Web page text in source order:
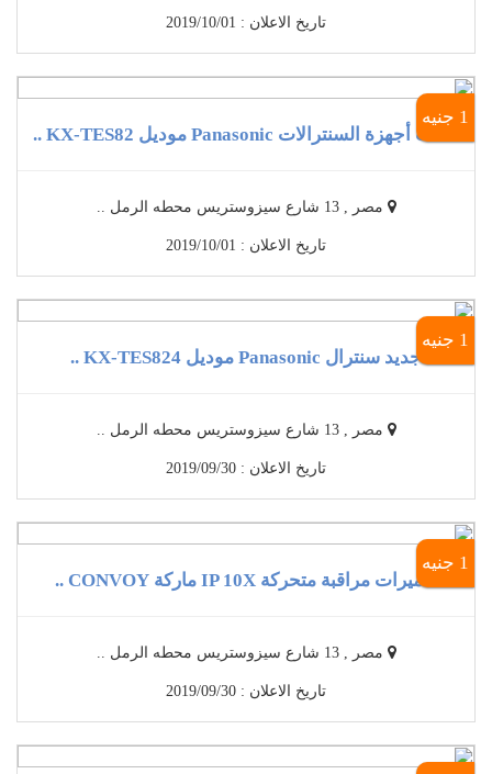
تاريخ الاعلان : 2019/10/01
1 جنيه
أحدث أجهزة السنترالات Panasonic موديل KX-TES82 ..
مصر , 13 شارع سيزوستريس محطه الرمل ..
تاريخ الاعلان : 2019/10/01
1 جنيه
جديد سنترال Panasonic موديل KX-TES824 ..
مصر , 13 شارع سيزوستريس محطه الرمل ..
تاريخ الاعلان : 2019/09/30
1 جنيه
كاميرات مراقبة متحركة IP 10X ماركة CONVOY ..
مصر , 13 شارع سيزوستريس محطه الرمل ..
تاريخ الاعلان : 2019/09/30